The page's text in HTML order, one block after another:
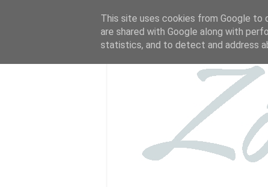
This site uses cookies from Google to
are shared with Google along with
statistics, and to detect and address